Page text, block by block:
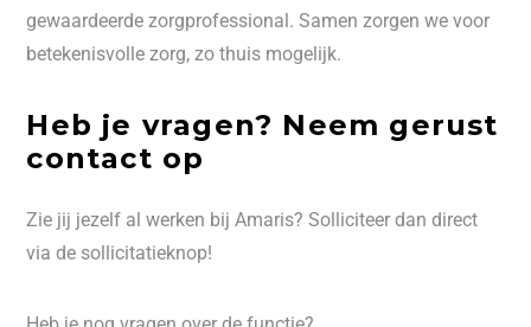
gewaardeerde zorgprofessional. Samen zorgen we voor
betekenisvolle zorg, zo thuis mogelijk.
Heb je vragen? Neem gerust
contact op
Zie jij jezelf al werken bij Amaris? Solliciteer dan direct
via de sollicitatieknop!